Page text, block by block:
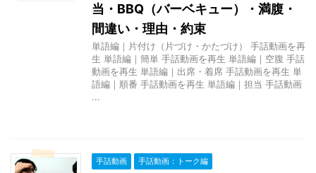
当・BBQ（バーベキュー）・満腹・
間違い・理由・約束
単語編｜片付け（片づけ・かたづけ） 手話動画を再
生 単語編｜簡単 手話動画を再生 単語編｜空腹 手話
動画を再生 単語編｜出席・着席 手話動画を再生 単
語編｜順番 手話動画を再生 単語編｜担当 手話動画
...
手話動画 手話動画：トーク編